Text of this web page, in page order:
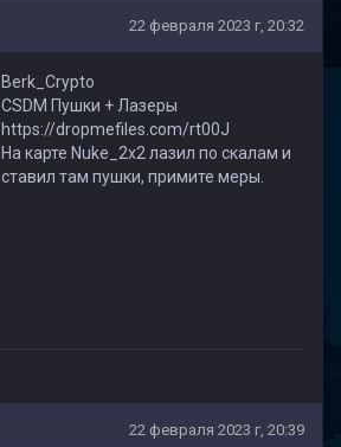
22 февраля 2023 г, 20:32
Berk_Crypto
CSDM Пушки + Лазеры
https://dropmefiles.com/rt00J
На карте Nuke_2x2 лазил по скалам и
ставил там пушки, примите меры.
22 февраля 2023 г, 20:39